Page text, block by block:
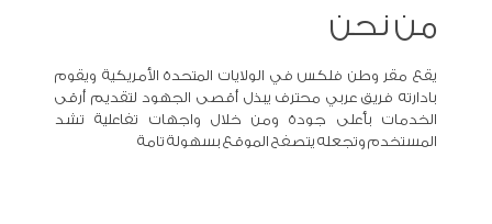
من نحن
يقع مقر وطن فلكس في الولايات المتحدة الأمريكية ويقوم
بادارته فريق عربي محترف يبذل أقصى الجهود لتقديم أرقى
الخدمات بأعلى جودة ومن خلال واجهات تفاعلية تشد
المستخدم وتجعله يتصفح الموقع بسهولة تامة